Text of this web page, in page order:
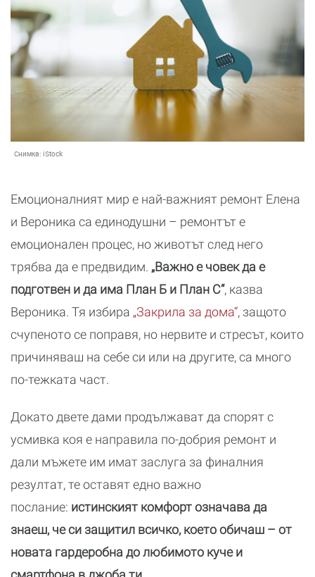
Снимка: iStock
Емоционалният мир е най-важният ремонт Елена
и Вероника са единодушни – ремонтът е
емоционален процес, но животът след него
трябва да е предвидим. „Важно е човек да е
подготвен и да има План Б и План С“, казва
Вероника. Тя избира „Закрила за дома“, защото
счупеното се поправя, но нервите и стресът, които
причиняваш на себе си или на другите, са много
по-тежката част.
Докато двете дами продължават да спорят с
усмивка коя е направила по-добрия ремонт и
дали мъжете им имат заслуга за финалния
резултат, те оставят едно важно
послание: истинският комфорт означава да
знаеш, че си защитил всичко, което обичаш – от
новата гардеробна до любимото куче и